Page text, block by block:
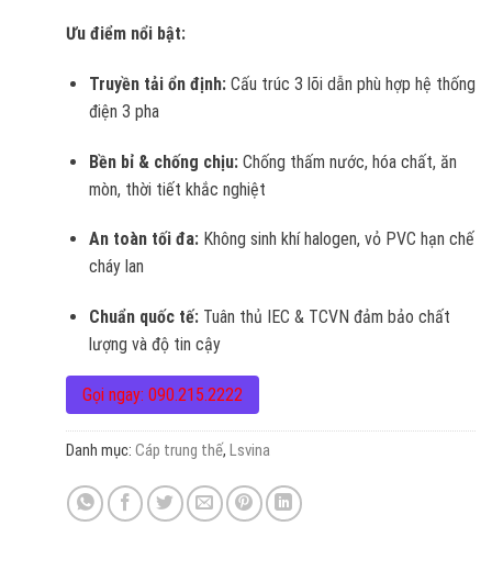
Ưu điểm nổi bật:
Truyền tải ổn định:Cấu trúc 3 lõi dẫn phù hợp hệ thống
điện 3 pha
Bền bỉ & chống chịu:Chống thấm nước, hóa chất, ăn
mòn, thời tiết khắc nghiệt
An toàn tối đa:Không sinh khí halogen, vỏ PVC hạn chế
cháy lan
Chuẩn quốc tế:Tuân thủ IEC & TCVN đảm bảo chất
lượng và độ tin cậy
Gọi ngay: 090.215.2222
Danh mục: Cáp trung thế, Lsvina